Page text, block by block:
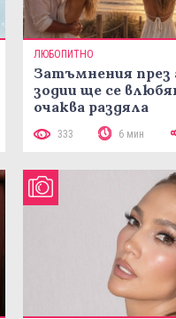
ЛЮБОПИТНО
Затъмнения през
зодии ще се
очаква раздяла
333 6 мин